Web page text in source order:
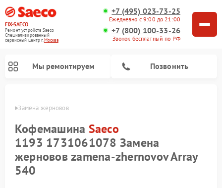
FIX-SAECO
Ремонт устройств Saeco
Специализированный
cервисный центр г.Москва
+7 (495) 023-73-25
Ежедневно с 9:00 до 21:00
+7 (800) 100-33-26
Звонок бесплатный по РФ
Мы ремонтируем Позвонить
Замена жерновов
Кофемашина Saeco
1193 1731061078 Замена
жерновов zamena-zhernovov Array
540